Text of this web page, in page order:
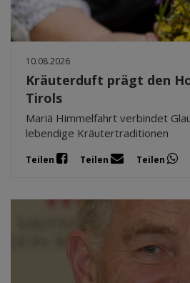
10.08.2026
Kräuterduft prägt den
Tirols
Mariä Himmelfahrt verbindet
lebendige Kräutertraditionen
Teilen Teilen Teilen